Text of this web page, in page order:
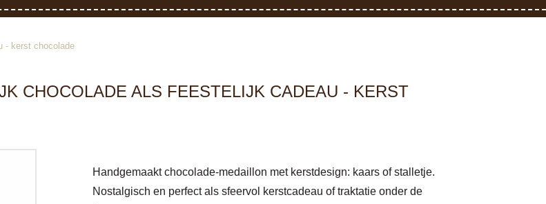
- kerst chocolade
CHOCOLADE ALS FEESTELIJK CADEAU - KERST
Handgemaakt chocolade‑medaillon met kerstdesign: kaars of stalletje.
Nostalgisch en perfect als sfeervol kerstcadeau of traktatie onder de